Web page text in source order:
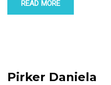
READ MORE
Pirker Daniela